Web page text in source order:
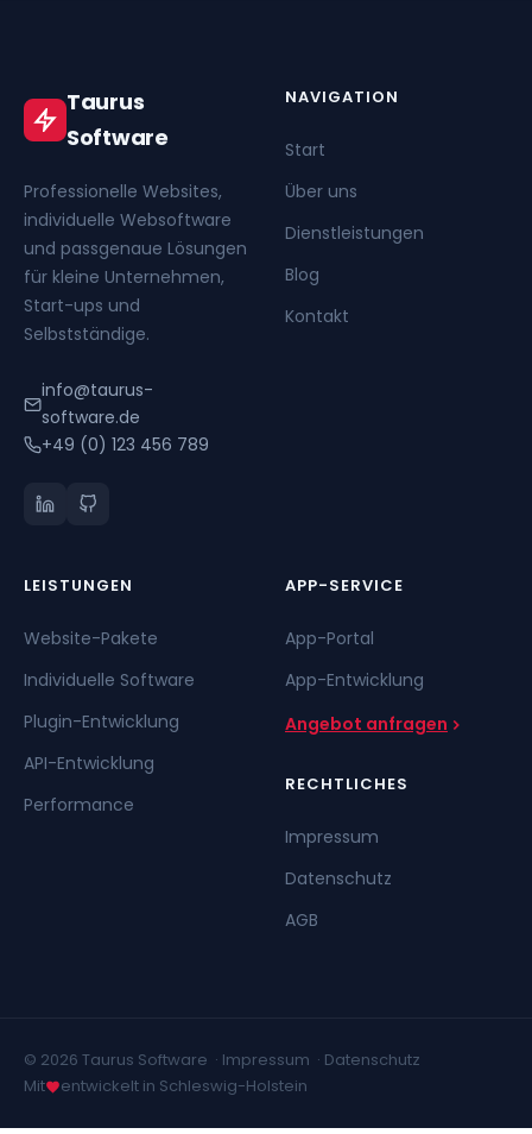
Taurus
Software
Professionelle Websites,
individuelle Websoftware
und passgenaue Lösungen
für kleine Unternehmen,
Start-ups und
Selbstständige.
info@taurus-
software.de
+49 (0) 123 456 789
NAVIGATION
Start
Über uns
Dienstleistungen
Blog
Kontakt
LEISTUNGEN
Website-Pakete
Individuelle Software
Plugin-Entwicklung
API-Entwicklung
Performance
APP-SERVICE
App-Portal
App-Entwicklung
Angebot anfragen
RECHTLICHES
Impressum
Datenschutz
AGB
© 2026 Taurus Software · Impressum · Datenschutz
Mit
entwickelt in Schleswig-Holstein